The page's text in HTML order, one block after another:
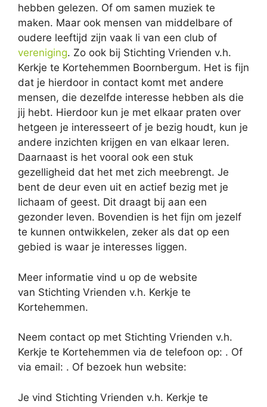
hebben gelezen. Of om samen muziek te
maken. Maar ook mensen van middelbare of
oudere leeftijd zijn vaak li van een club of
vereniging. Zo ook bij Stichting Vrienden v.h.
Kerkje te Kortehemmen Boornbergum. Het is fijn
dat je hierdoor in contact komt met andere
mensen, die dezelfde interesse hebben als die
jij hebt. Hierdoor kun je met elkaar praten over
hetgeen je interesseert of je bezig houdt, kun je
andere inzichten krijgen en van elkaar leren.
Daarnaast is het vooral ook een stuk
gezelligheid dat het met zich meebrengt. Je
bent de deur even uit en actief bezig met je
lichaam of geest. Dit draagt bij aan een
gezonder leven. Bovendien is het fijn om jezelf
te kunnen ontwikkelen, zeker als dat op een
gebied is waar je interesses liggen.
Meer informatie vind u op de website
van Stichting Vrienden v.h. Kerkje te
Kortehemmen.
Neem contact op met Stichting Vrienden v.h.
Kerkje te Kortehemmen via de telefoon op: . Of
via email: . Of bezoek hun website:
Je vind Stichting Vrienden v.h. Kerkje te